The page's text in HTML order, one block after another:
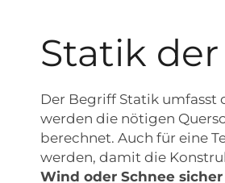
Statik
Der Begriff Statik umfasst
werden die nötigen
berechnet. Auch für eine
werden, damit die
Wind oder Schnee